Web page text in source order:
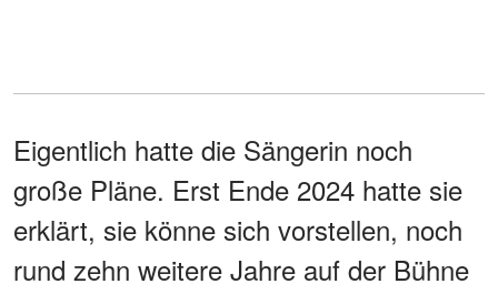
Eigentlich hatte die Sängerin noch
große Pläne. Erst Ende 2024 hatte sie
erklärt, sie könne sich vorstellen, noch
rund zehn weitere Jahre auf der Bühne